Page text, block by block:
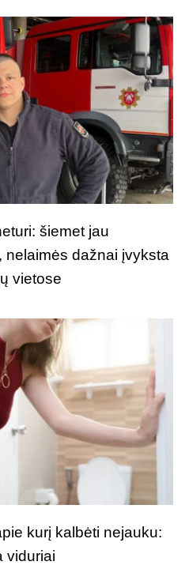
šiemet jau
dažnai įvyksta
vietose
kurį kalbėti nejauku:
viduriai